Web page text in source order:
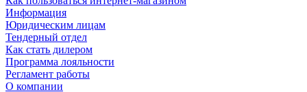
Информация
Юридическим лицам
Тендерный отдел
Как стать дилером
Программа лояльности
Регламент работы
О компании